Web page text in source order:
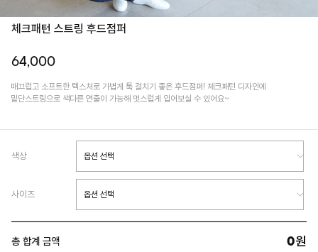
체크패턴 스트링 후드점퍼
64,000
매끄럽고 소프트한 텍스처로 가볍게 툭 걸치기 좋은 후드점퍼! 체크패턴 디자인에
밑단스트링으로 색다른 연출이 가능해 멋스럽게 입어보실 수 있어요~
색상
사이즈
총 합계 금액 0원